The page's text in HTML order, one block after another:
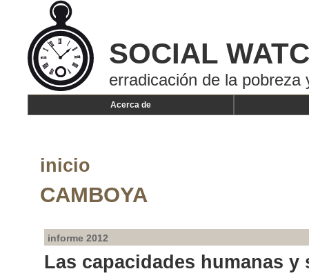
SOCIAL
erradicación de la pobreza
Acerca de
inicio
CAMBOYA
informe 2012
Las capacidades humanas